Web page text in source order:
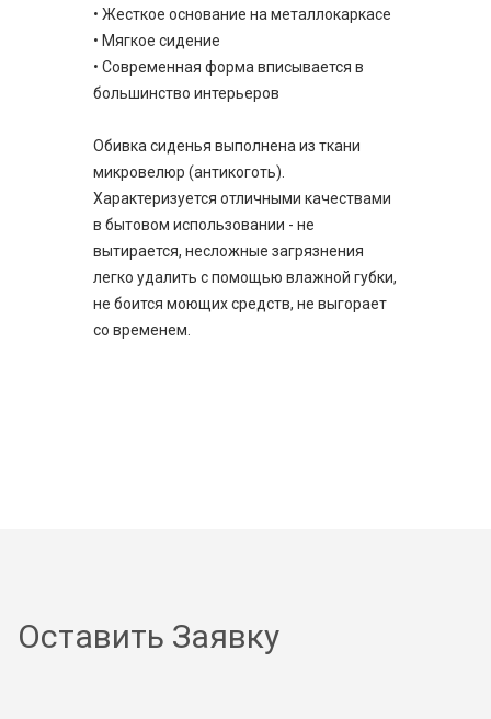
• Жесткое основание на металлокаркасе
• Мягкое сидение
• Современная форма вписывается в
большинство интерьеров
Обивка сиденья выполнена из ткани
микровелюр (антикоготь).
Характеризуется отличными качествами
в бытовом использовании - не
вытирается, несложные загрязнения
легко удалить с помощью влажной губки,
не боится моющих средств, не выгорает
со временем.
Оставить Заявку